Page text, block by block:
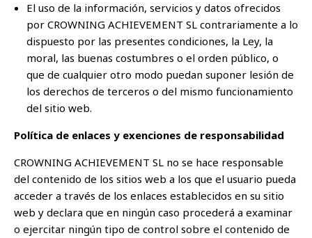
El uso de la información, servicios y datos ofrecidos
por CROWNING ACHIEVEMENT SL contrariamente a lo
dispuesto por las presentes condiciones, la Ley, la
moral, las buenas costumbres o el orden público, o
que de cualquier otro modo puedan suponer lesión de
los derechos de terceros o del mismo funcionamiento
del sitio web.
Política de enlaces y exenciones de responsabilidad
CROWNING ACHIEVEMENT SL no se hace responsable
del contenido de los sitios web a los que el usuario pueda
acceder a través de los enlaces establecidos en su sitio
web y declara que en ningún caso procederá a examinar
o ejercitar ningún tipo de control sobre el contenido de